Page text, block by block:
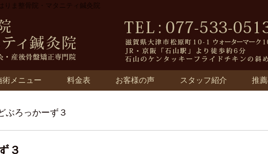
りま整骨院・マタニティ鍼灸院
術メニュー 料金表 お客様の声 スタッフ紹介 推
ぶろっかーず３
３